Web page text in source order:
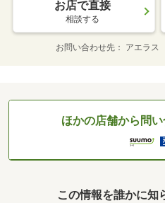
お店で直接
相談する
お問い合わせ先 アエラ
ほかの店舗から問い
この情報を誰かに知